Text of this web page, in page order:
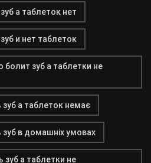
а таблеток нет
и нет таблеток
болит зуб а таблетки не
а таблеток немає
в домашніх умовах
а таблетки не